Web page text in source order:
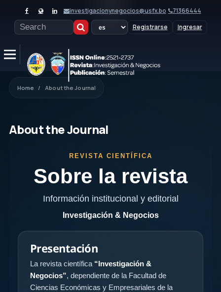
investigacionynegocios@usfx.bo
71366444
Registrarse
Ingresar
Home / About the Journal
About the Journal
REVISTA CIENTÍFICA
Sobre la revista
Información institucional y editorial
Investigación & Negocios
Presentación
La revista científica “Investigación &
Negocios”, dependiente de la Facultad de
Ciencias Económicas y Empresariales de la